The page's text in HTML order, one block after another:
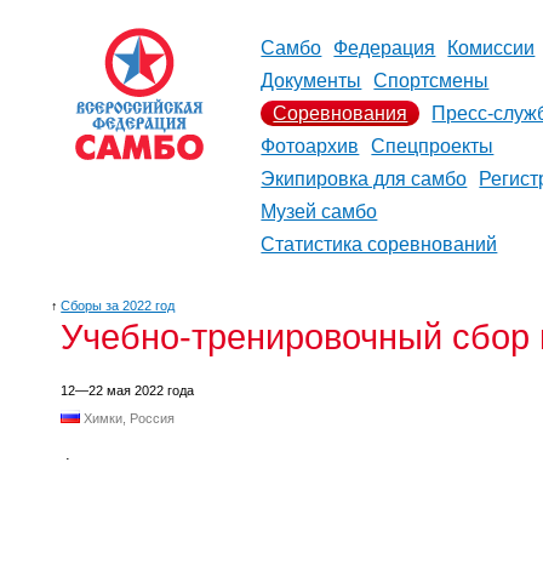
Самбо Федерация
Комиссии
Документы
Спортсмены
Соревнования
Пресс-
Фотоархив
Спецпроекты
Экипировка для самбо
Музей самбо
Статистика соревнований
↑ Сборы за 2022 год
Учебно-тренировочный
12—22 мая 2022 года
Химки, Россия
.